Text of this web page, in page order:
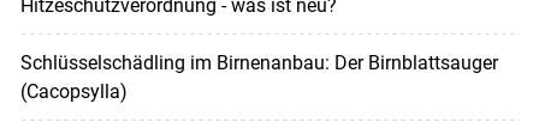
Hitzeschutzverordnung - was ist neu?
Schlüsselschädling im Birnenanbau: Der Birnblattsauger
(Cacopsylla)